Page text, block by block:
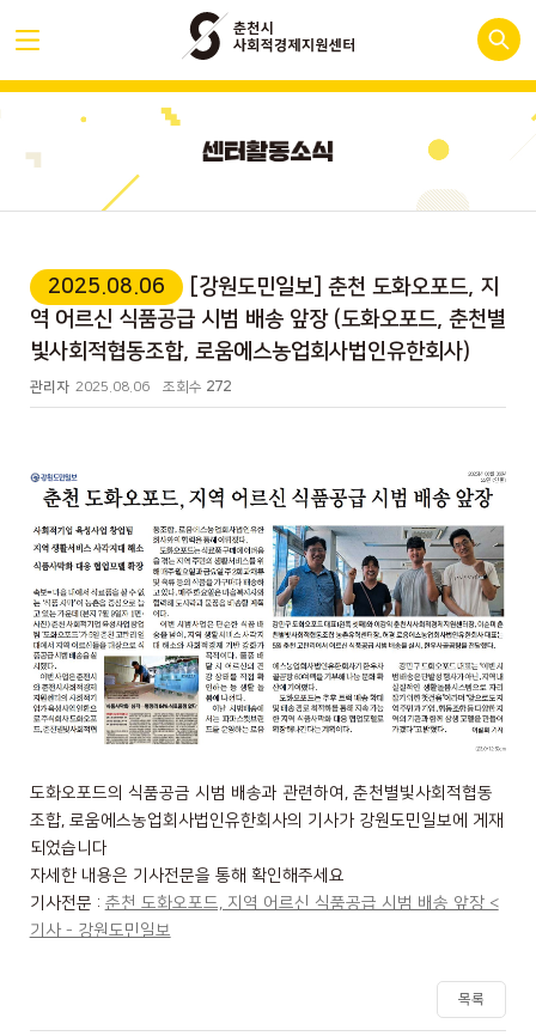
2025.08.06
[강원도민일보] 춘천 도화오포드, 지
역 어르신 식품공급 시범 배송 앞장 (도화오포드, 춘천별
빛사회적협동조합, 로움에스농업회사법인유한회사)
관리자 2025.08.06조회수 272
도화오포드의 식품공금 시범 배송과 관련하여, 춘천별빛사회적협동
조합, 로움에스농업회사법인유한회사의 기사가 강원도민일보에 게재
되었습니다
자세한 내용은 기사전문을 통해 확인해주세요
기사전문 : 춘천 도화오포드, 지역 어르신 식품공급 시범 배송 앞장 <
기사 - 강원도민일보
목록